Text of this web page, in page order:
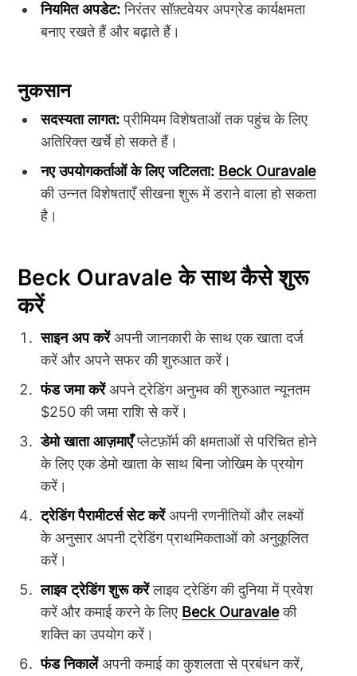
नियमित अपडेट:निरंतर सॉफ़्टवेयर अपग्रेड कार्यक्षमता
बनाए रखते हैं और बढ़ाते हैं।
नुकसान
सदस्यता लागत:प्रीमियम विशेषताओं तक पहुंच के लिए
अतिरिक्त खर्चे हो सकते हैं।
नए उपयोगकर्ताओं के लिए जटिलता: Beck Ouravale
की उन्नत विशेषताएँ सीखना शुरू में डराने वाला हो सकता
है।
Beck Ouravale के साथ कैसे शुरू
करें
साइन अप करेंअपनी जानकारी के साथ एक खाता दर्ज
करें और अपने सफर की शुरुआत करें।
फंड जमा करेंअपने ट्रेडिंग अनुभव की शुरुआत न्यूनतम
$250 की जमा राशि से करें।
डेमो खाता आज़माएँप्लेटफ़ॉर्म की क्षमताओं से परिचित होने
के लिए एक डेमो खाता के साथ बिना जोखिम के प्रयोग
करें।
ट्रेडिंग पैरामीटर्स सेट करेंअपनी रणनीतियों और लक्ष्यों
के अनुसार अपनी ट्रेडिंग प्राथमिकताओं को अनुकूलित
करें।
लाइव ट्रेडिंग शुरू करेंलाइव ट्रेडिंग की दुनिया में प्रवेश
करें और कमाई करने के लिए Beck Ouravaleकी
शक्ति का उपयोग करें।
फंड निकालेंअपनी कमाई का कुशलता से प्रबंधन करें,